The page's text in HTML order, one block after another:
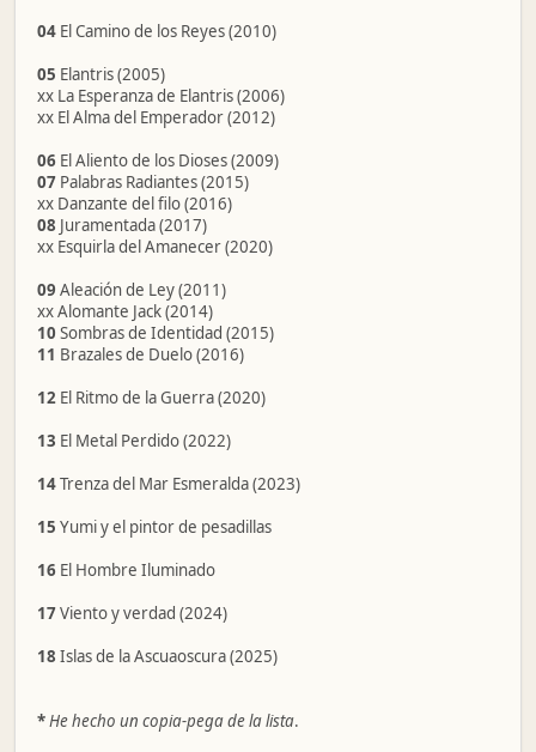
04 El Camino de los Reyes (2010)
05 Elantris (2005)
xx La Esperanza de Elantris (2006)
xx El Alma del Emperador (2012)
06 El Aliento de los Dioses (2009)
07 Palabras Radiantes (2015)
xx Danzante del filo (2016)
08 Juramentada (2017)
xx Esquirla del Amanecer (2020)
09 Aleación de Ley (2011)
xx Alomante Jack (2014)
10 Sombras de Identidad (2015)
11 Brazales de Duelo (2016)
12 El Ritmo de la Guerra (2020)
13 El Metal Perdido (2022)
14Trenza del Mar Esmeralda (2023)
15 Yumi y el pintor de pesadillas
16 El Hombre Iluminado
17Viento y verdad (2024)
18 Islas de la Ascuaoscura (2025)
*He hecho un copia-pega de la lista.